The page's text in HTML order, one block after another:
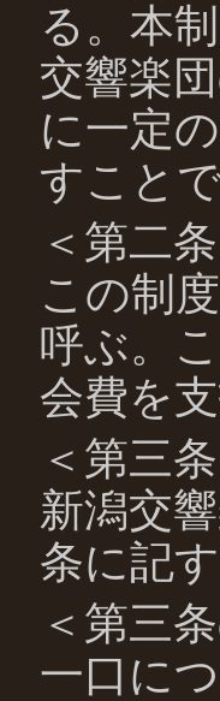
る。本
交響楽
に一定
すことで
＜第二
この制
呼ぶ。
会費を
＜第三
新潟交
条に記
＜第三
一口に